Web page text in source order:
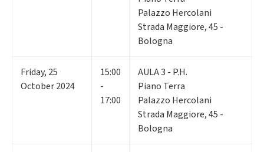
Palazzo Hercolani
Strada Maggiore, 45 -
Bologna
Friday, 25
October 2024
15:00
-
17:00
AULA 3 - P.H.
Piano Terra
Palazzo Hercolani
Strada Maggiore, 45 -
Bologna